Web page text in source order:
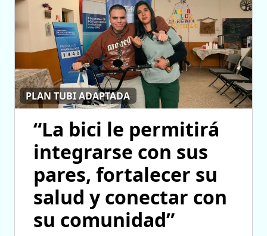
PLAN TUBI ADAPTADA
“La bici le permitirá
integrarse con sus
pares, fortalecer su
salud y conectar con
su comunidad”